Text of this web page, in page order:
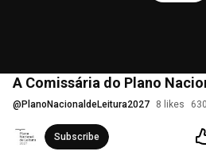
A Comissária do Plano
@ PlanoNacionaldeLeitura2027 8 likes
Subscribe